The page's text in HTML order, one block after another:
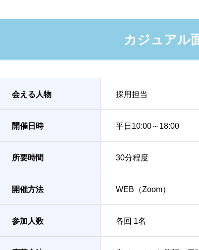
カジュアル
会える人物 採用担当
開催日時 平日10:00～18:00
所要時間 30分程度
開催方法 WEB（Zoom）
参加人数 各回 1名